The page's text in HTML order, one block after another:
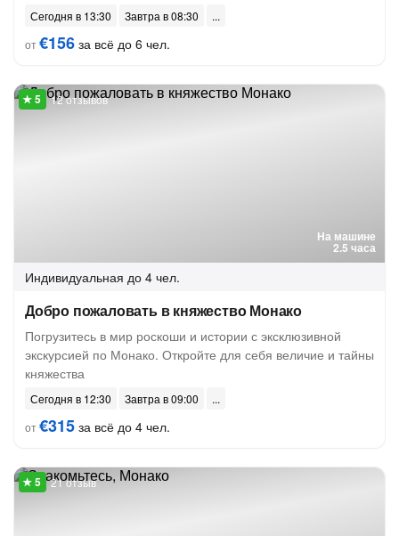
Сегодня в 13:30
Завтра в 08:30
от€156 за всё до 6 чел.
На машине
2.5 часа
12 отзывов
Индивидуальная до 4 чел.
Добро пожаловать в княжество Монако
Погрузитесь в мир роскоши и истории с эксклюзивной
экскурсией по Монако. Откройте для себя величие и тайны
княжества
Сегодня в 12:30
Завтра в 09:00
от€315 за всё до 4 чел.
21 отзыв